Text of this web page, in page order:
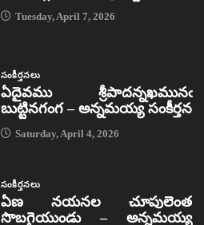
Tuesday, April 7, 2026
సంకీర్తనలు
ఏదైవము శ్రీపాదన్నఖమునఁ
బుట్టినగంగ – అన్నమయ్య సంకీర్తన
Saturday, April 4, 2026
సంకీర్తనలు
ఏణ నయనల చూపులెంత
సొబగైయుండు – అన్నమయ్య